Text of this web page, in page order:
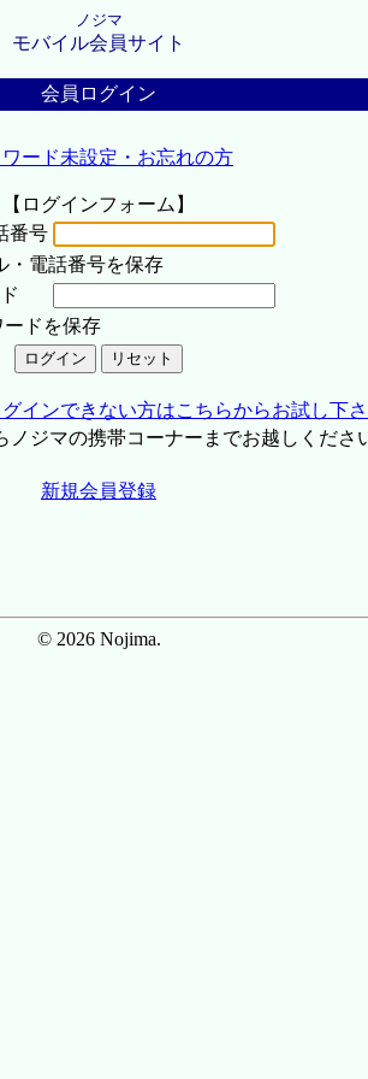
ノジマ
モバイル会員サイト
会員ログイン
ード未設定・お忘れの方
【ログインフォーム】
番号
・電話番号を保存
ードを保存
インできない方はこちらからお試し下
ジマの携帯コーナーまでお越しくださ
新規会員登録
© 2026 Nojima.